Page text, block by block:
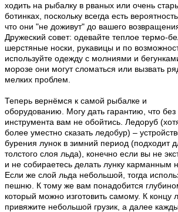
ходить на рыбалку в рваных или очень
ботинках, поскольку всегда есть вероятность
что они "не доживут" до вашего
Дружеский совет: одевайте теплое термо-
шерстяные носки, рукавицы и по
используйте одежду с молниями и
морозе они могут сломаться или вызвать
мелких проблем.
Теперь вернёмся к самой рыбалке и
оборудованию. Могу дать гарантию, что без
инструмента вам не обойтись. Ледоруб
более уместно сказать ледобур) –
бурения лунок в зимний период (подходит
толстого слоя льда), конечно если вы не
и не собираетесь делать лунку карманным
Если же слой льда небольшой, тогда
пешню. К тому же вам понадобится
который можно изготовить самому. К концу
привяжите небольшой грузик, а далее